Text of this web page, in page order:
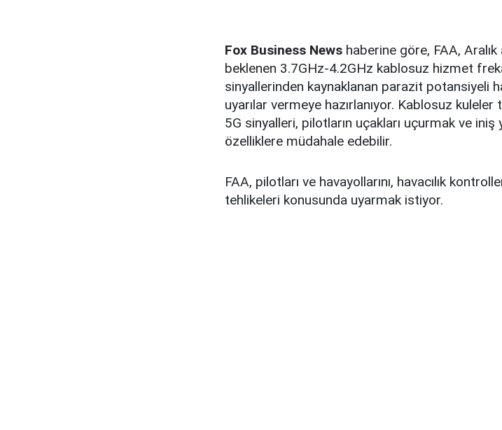
Fox Business News haberine göre, FAA, Aralık
beklenen 3.7GHz-4.2GHz kablosuz hizmet
sinyallerinden kaynaklanan parazit potansiyeli
uyarılar vermeye hazırlanıyor. Kablosuz
5G sinyalleri, pilotların uçakları uçurmak ve
özelliklere müdahale edebilir.
FAA, pilotları ve havayollarını, havacılık
tehlikeleri konusunda uyarmak istiyor.